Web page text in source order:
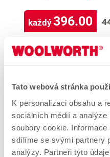
Tato webová stránka
K personalizaci obsahu a
sociálních médií a
soubory cookie.
sdílíme se svými partnery
analýzy. Partneři tyto
každý396.00